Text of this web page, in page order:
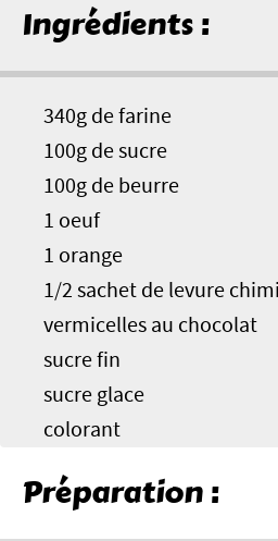
Ingrédients :
340g de farine
100g de sucre
100g de beurre
1 oeuf
1 orange
1/2 sachet de levure
vermicelles au chocolat
sucre fin
sucre glace
colorant
Préparation :